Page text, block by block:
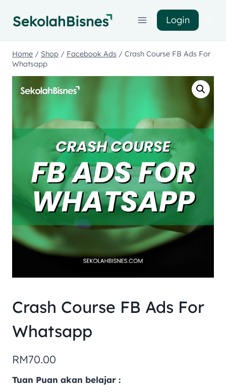
Login
Home / Shop / Facebook Ads / Crash Course FB Ads For
Whatsapp
Crash Course FB Ads For
Whatsapp
RM70.00
Tuan Puan akan belajar :